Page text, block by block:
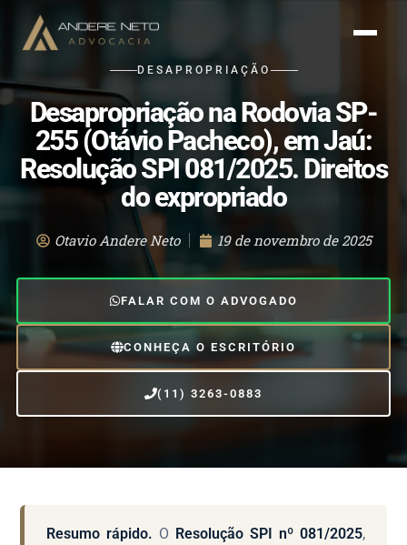
DESAPROPRIAÇÃO
Desapropriação na Rodovia SP-
255 (Otávio Pacheco), em Jaú:
Resolução SPI 081/2025. Direitos
do expropriado
Otavio Andere Neto 19 de novembro de 2025
FALAR COM O ADVOGADO
CONHEÇA O ESCRITÓRIO
(11) 3263-0883
Resumo rápido. O Resolução SPI nº 081/2025,